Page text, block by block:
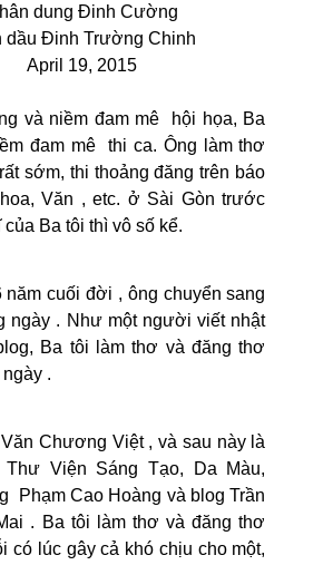
dung Đinh Cường
dầu Đinh Trường Chinh
April 19, 2015
và niềm đam mê hội họa, Ba
đam mê thi ca. Ông làm thơ
sớm, thi thoảng đăng trên báo
Văn , etc. ở Sài Gòn trước
Ba tôi thì vô số kể.
năm cuối đời , ông chuyển sang
ngày . Như một người viết nhật
Ba tôi làm thơ và đăng thơ
.
Chương Việt , và sau này là
Thư Viện Sáng Tạo, Da Màu,
Phạm Cao Hoàng và blog Trần
. Ba tôi làm thơ và đăng thơ
có lúc gây cả khó chịu cho một,